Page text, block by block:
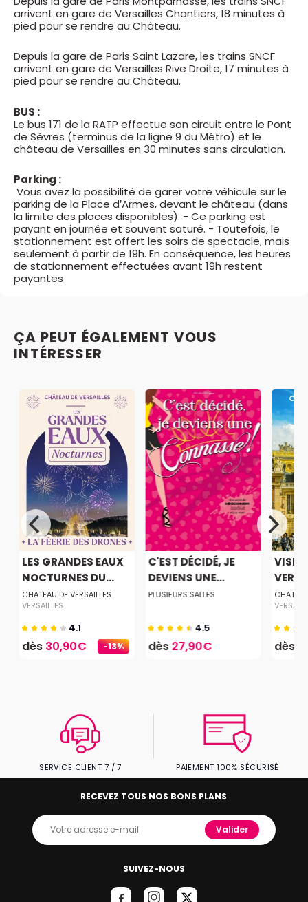
arrivent en gare de Versailles Chantiers, 18 minutes à
pied pour se rendre au Château.
Depuis la gare de Paris Saint Lazare, les trains SNCF
arrivent en gare de Versailles Rive Droite, 17 minutes à
pied pour se rendre au Château.
BUS :
Le bus 171 de la RATP effectue son circuit entre le Pont
de Sèvres (terminus de la ligne 9 du Métro) et le
château de Versailles en 30 minutes sans circulation.
Parking :
Vous avez la possibilité de garer votre véhicule sur le
parking de la Place d’Armes, devant le château (dans
la limite des places disponibles). - Ce parking est
payant en journée et souvent saturé. - Toutefois, le
stationnement est offert les soirs de spectacle, mais
seulement à partir de 19h. En conséquence, les heures
de stationnement effectuées avant 19h restent
payantes
ÇA PEUT ÉGALEMENT VOUS
INTÉRESSER
-13%
LES GRANDES EAUX
NOCTURNES DU...
CHATEAU DE VERSAILLES
VERSAILLES
4.1
dès 30,90€
C'EST DÉCIDÉ, JE
DEVIENS UNE...
PLUSIEURS SALLES
4.5
dès27,90€ dès
SERVICE CLIENT 7 / 7 PAIEMENT 100% SÉCURISÉ
SUIVEZ-NOUS
RECEVEZ TOUS NOS BONS PLANS
Valider